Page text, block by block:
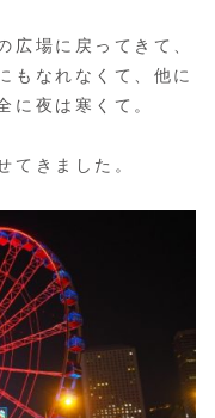
広場に戻ってきて、
もなれなくて、他に
に夜は寒くて。
てきました。